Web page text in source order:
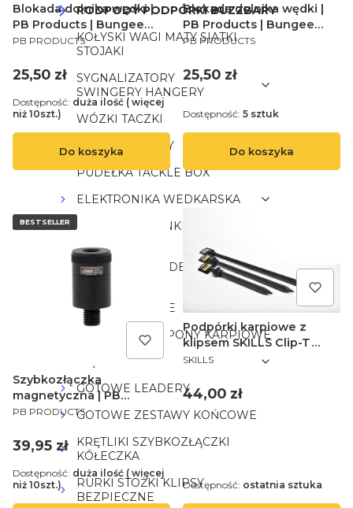
RODPODY PODPÓRKI BUZZBARY
KOŁYSKI WAGI MATY SIATKI
STOJAKI
SYGNALIZATORY
SWINGERY HANGERY
WÓZKI TACZKI
BOJKI MARKERY
PUDEŁKA TACKLE BOX
ELEKTRONIKA WEDKARSKA
ŻYŁKI I PLECIONKI
PLECIONKI LEADERY
HAKI KARPIOWE
GOTOWE PRZYPONY KARPIOWE
CIĘŻARKI
GOTOWE LEADERY
GOTOWE ZESTAWY KOŃCOWE
KRĘTLIKI SZYBKOZŁĄCZKI
KÓŁECZKA
RURKI STOŻKI KLIPSY
BEZPIECZNE
Blokada dolnika wędki |
PB Products | Bungee
Rod Lock 11cm
PRODUCENT
PB PRODUCTS
Cena
25,50 zł
Do koszyka
Dostępność: duża ilość ( więcej
niż 10szt.)
Blokada dolnika wędki |
PB Products | Bungee
Rod Lock 7cm
PRODUCENT
PB PRODUCTS
Cena
25,50 zł
Do koszyka
Dostępność: 5 sztuk
BESTSELLER
Szybkozłączka
magnetyczna | PB
Products | Quick Release
PRODUCENT
PB PRODUCTS
Cena
39,95 zł
Dostępność: duża ilość ( więcej
niż 10szt.)
Podpórki karpiowe z
klipsem SKILLS Clip-T
Banckstick 44-75cm
PRODUCENT
SKILLS
Cena
44,00 zł
Dostępność: ostatnia sztuka